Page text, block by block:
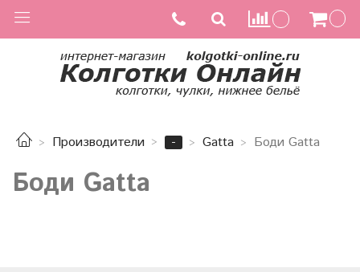
Производители - Gatta Боди Gatta
Боди Gatta